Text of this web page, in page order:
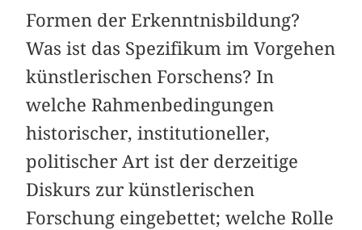
Formen der Erkenntnisbildung?
Was ist das Spezifikum im Vorgehen
künstlerischen Forschens? In
welche Rahmenbedingungen
historischer, institutioneller,
politischer Art ist der derzeitige
Diskurs zur künstlerischen
Forschung eingebettet; welche Rolle